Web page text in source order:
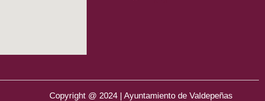
Copyright @ 2024 | Ayuntamiento de Valdepeñas